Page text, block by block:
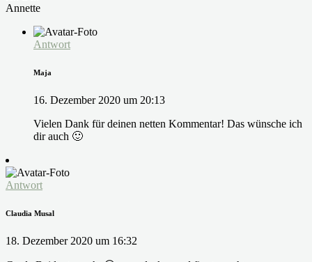
Annette
Antwort
Maja
16. Dezember 2020 um 20:13
Vielen Dank für deinen netten Kommentar! Das wünsche ich
dir auch 🙂
Antwort
Claudia Musal
18. Dezember 2020 um 16:32